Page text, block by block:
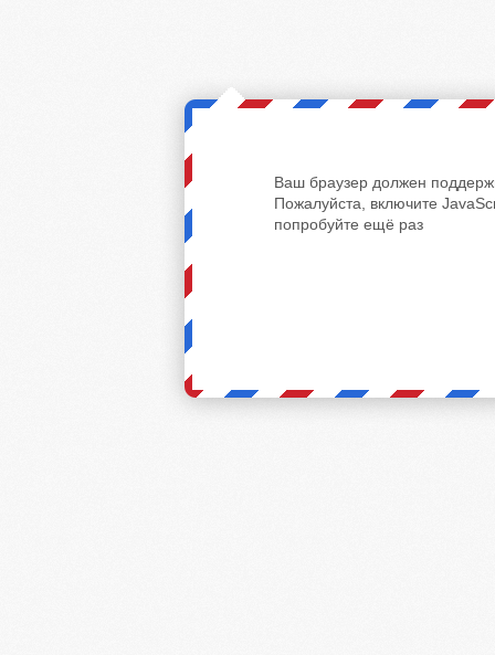
Ваш браузер должен
Пожалуйста, включите
попробуйте ещё раз